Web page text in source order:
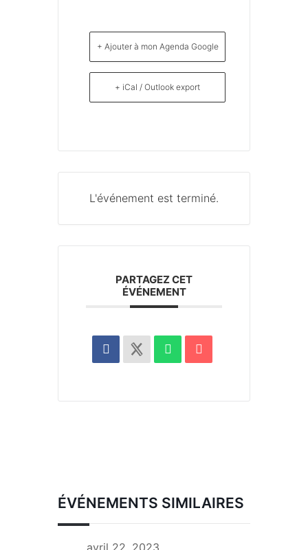
+ Ajouter à mon Agenda Google
+ iCal / Outlook export
L'événement est terminé.
PARTAGEZ CET
ÉVÉNEMENT
ÉVÉNEMENTS SIMILAIRES